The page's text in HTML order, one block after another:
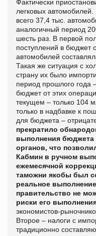
Фактически
легковых
всего 37,4 тыс.
аналогичный период
шесть раз. В первой
поступлений в бюджет
автомобилей
Такая же ситуация с
страну их было
период прошлого года
бюджет от этих
текущем – только 104
только в надбавке к
для бюджета –
прекратило
выполнения бюджета
органов, что
Кабмин в ручном
ежемесячной
таможни якобы был
реальное
правительство не
риски его
экономистов-
Второе – налоги с
традиционно